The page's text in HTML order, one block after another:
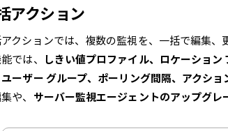
アクション
クションでは、複数の監視を、一括で編集
では、 しきい値プロファイル、ロケーショ
ーザー グループ、ポーリング間隔、アクシ
や、 サーバー監視エージェントのアップグレ